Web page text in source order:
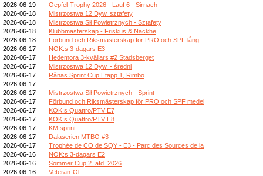
2026-06-19
Oepfel-Trophy 2026 - Lauf 6 - Sirnach
2026-06-18
Mistrzostwa 12 Dyw. sztafety
2026-06-18
Mistrzostwa Sił Powietrznych - Sztafety
2026-06-18
Klubbmästerskap - Friskus & Nackhe
2026-06-18
Förbund och Riksmästerskap för PRO och SPF lång
2026-06-17
NOK:s 3-dagars E3
2026-06-17
Hedemora 3-kvällars #2 Stadsberget
2026-06-17
Mistrzostwa 12 Dyw. - średni
2026-06-17
Rånäs Sprint Cup Etapp 1, Rimbo
2026-06-17
2026-06-17
Mistrzostwa Sił Powietrznych - Sprint
2026-06-17
Förbund och Riksmästerskap för PRO och SPF medel
2026-06-17
KOK:s Quattro/PTV E7
2026-06-17
KOK:s Quattro/PTV E8
2026-06-17
KM sprint
2026-06-17
Dalaserien MTBO #3
2026-06-17
Trophée de CO de SQY - E3 - Parc des Sources de la
2026-06-16
NOK:s 3-dagars E2
2026-06-16
Sommer Cup 2. afd. 2026
2026-06-16
Veteran-Ol